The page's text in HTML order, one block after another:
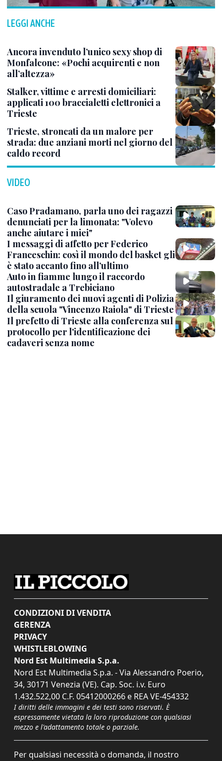
LEGGI ANCHE
Ancora invenduto l’unico sexy shop di
Monfalcone: «Pochi acquirenti e non
all’altezza»
Stalker, vittime e arresti domiciliari:
applicati 100 braccialetti elettronici a
Trieste
Trieste, stroncati da un malore per
strada: due anziani morti nel giorno del
caldo record
VIDEO
Caso Pradamano, parla uno dei ragazzi
denunciati per la limonata: "Volevo
anche aiutare i miei"
I messaggi di affetto per Federico
Franceschin: così il mondo del basket gli
è stato accanto fino all’ultimo
Auto in fiamme lungo il raccordo
autostradale a Trebiciano
Il giuramento dei nuovi agenti di Polizia
della scuola "Vincenzo Raiola" di Trieste
Il prefetto di Trieste alla conferenza sul
protocollo per l'identificazione dei
cadaveri senza nome
CONDIZIONI DI VENDITA
GERENZA
PRIVACY
WHISTLEBLOWING
Nord Est Multimedia S.p.a.
Nord Est Multimedia S.p.a. - Via Alessandro Poerio,
34, 30171 Venezia (VE). Cap. Soc. i.v. Euro
1.432.522,00 C.F. 05412000266 e REA VE-454332
I diritti delle immagini e dei testi sono riservati. È
espressamente vietata la loro riproduzione con qualsiasi
mezzo e l'adattamento totale o parziale.
Per qualsiasi necessità o domanda, il nostro